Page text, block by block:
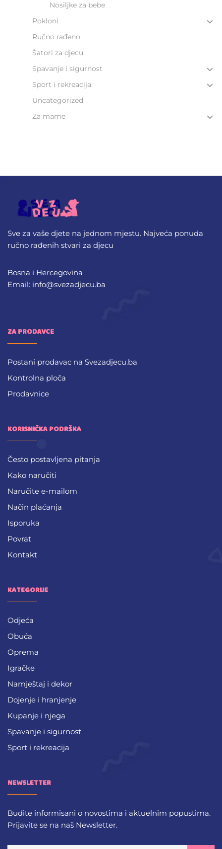
Nosiljke za bebe
Pokloni
Ručno rađeno
Šatori za djecu
Spavanje i sigurnost
Sport i rekreacija
Uncategorized
Za mame
Sve za vaše djete na jednom mjestu. Najveća ponuda
ručno rađenih stvari za djecu
Bosna i Hercegovina
Email: info@svezadjecu.ba
ZA PRODAVCE
Postani prodavac na Svezadjecu.ba
Kontrolna ploča
Prodavnice
KORISNIČKA PODRŠKA
Često postavljena pitanja
Kako naručiti
Naručite e-mailom
Način plaćanja
Isporuka
Povrat
Kontakt
KATEGORIJE
Odjeća
Obuća
Oprema
Igračke
Namještaj i dekor
Dojenje i hranjenje
Kupanje i njega
Spavanje i sigurnost
Sport i rekreacija
NEWSLETTER
Budite informisani o novostima i aktuelnim popustima.
Prijavite se na naš Newsletter.